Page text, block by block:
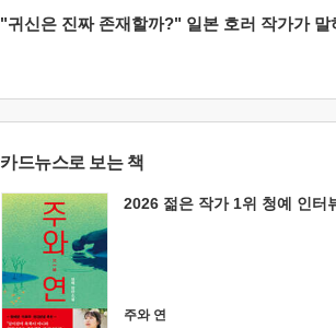
"귀신은 진짜 존재할까?" 일본 호러 작가가
카드뉴스로 보는 책
2026 젊은 작가 1위 청예 인터
주와 연